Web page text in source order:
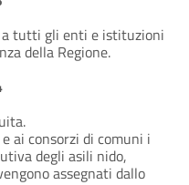
a tutti gli enti e istituzioni
della Regione.
ai consorzi di comuni i
degli asili nido,
assegnati dallo